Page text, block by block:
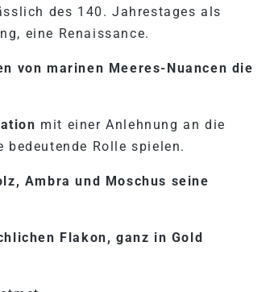
des 140. Jahrestages als
eine Renaissance.
von marinen Meeres-Nuancen die
mit einer Anlehnung an die
Rolle spielen.
Ambra und Moschus seine
Flakon, ganz in Gold